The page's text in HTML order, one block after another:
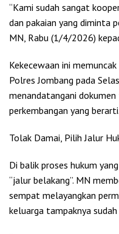
“Kami sudah sangat
dan pakaian yang diminta
MN, Rabu (1/4/2026)
Kekecewaan ini
Polres Jombang pada
menandatangani
perkembangan yang berarti.
Tolak Damai, Pilih Jalur
Di balik proses hukum
“jalur belakang”. MN
sempat melayangkan
keluarga tampaknya